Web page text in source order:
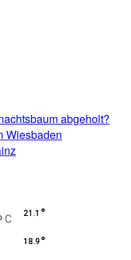
abgeholt?
Wiesbaden
C 21.1 °
18.9 °